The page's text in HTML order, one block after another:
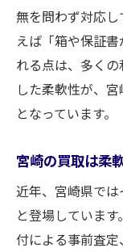
無を問わず対応し
えば「箱や保証
れる点は、多く
した柔軟性が、
となっています。
宮崎の買取は柔
近年、宮崎県で
と登場しています
付による事前査